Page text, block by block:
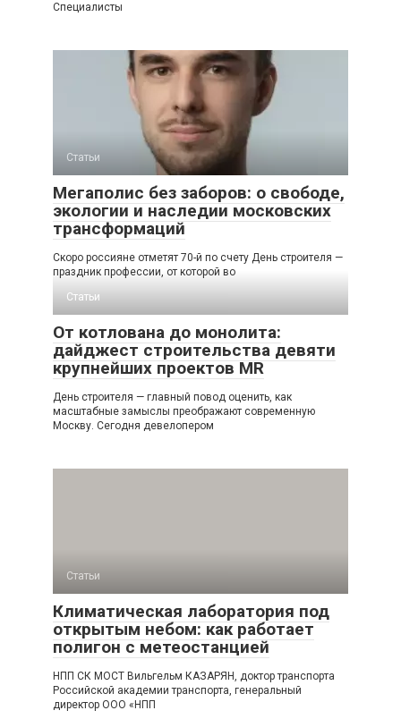
Специалисты
Статьи
Мегаполис без заборов: о свободе,
экологии и наследии московских
трансформаций
Скоро россияне отметят 70-й по счету День строителя —
праздник профессии, от которой во
Статьи
От котлована до монолита:
дайджест строительства девяти
крупнейших проектов MR
День строителя — главный повод оценить, как
масштабные замыслы преображают современную
Москву. Сегодня девелопером
Статьи
Климатическая лаборатория под
открытым небом: как работает
полигон с метеостанцией
НПП СК МОСТ Вильгельм КАЗАРЯН, доктор транспорта
Российской академии транспорта, генеральный
директор ООО «НПП